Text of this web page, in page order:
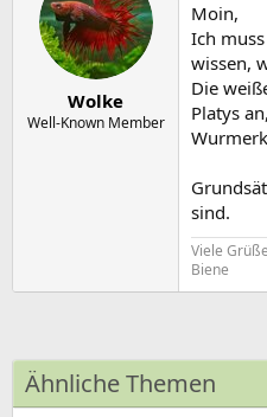
Wolke
Well-Known Member
Moin,
Ich
wissen,
Die
Platys
sind.
Viele
Biene
Ähnliche Themen